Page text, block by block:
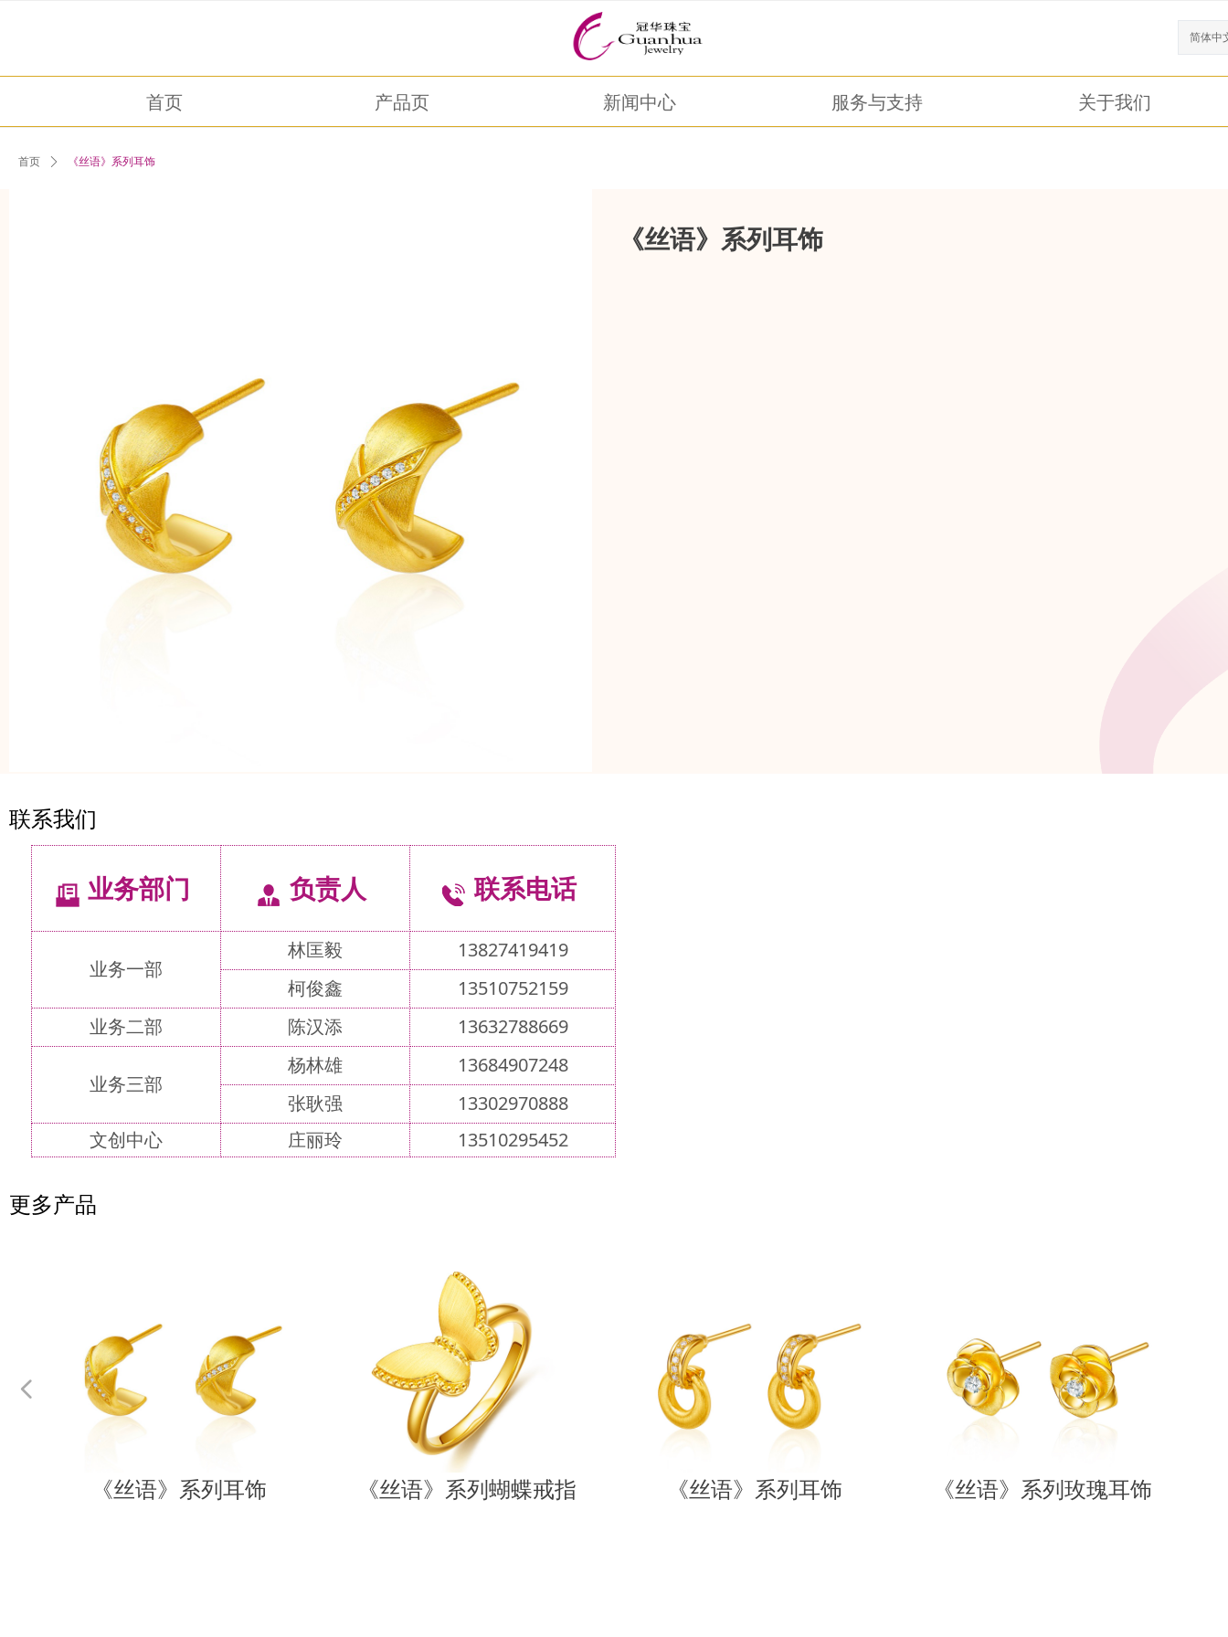
首页 产品页 新闻中心 服务与支持 关于我们
简体中
首页 ꄲ 《丝语》系列耳饰
《丝语》系列耳饰
业务部门 负责人 联系电话
业务一部
林匡毅
13827419419
柯俊鑫
13510752159
业务二部
陈汉添 13632788669
业务三部
杨林雄
13684907248
张耿强
13302970888
文创中心
庄丽玲 13510295452
联系我们
更多产品
《丝语》系列耳饰 《丝语》系列蝴蝶戒指 《丝语》系列耳饰 《丝语》系列玫瑰耳饰
넳